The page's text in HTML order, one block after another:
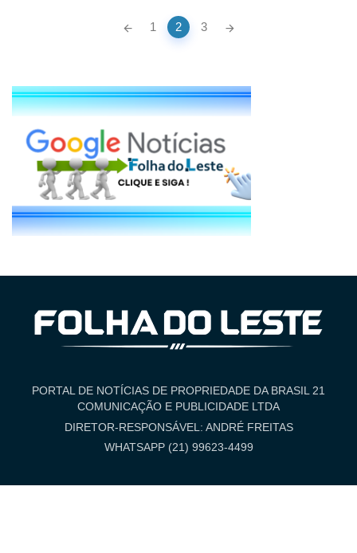
1 2 3
PORTAL DE NOTÍCIAS DE PROPRIEDADE DA BRASIL 21
COMUNICAÇÃO E PUBLICIDADE LTDA
DIRETOR-RESPONSÁVEL: ANDRÉ FREITAS
WHATSAPP (21) 99623-4499